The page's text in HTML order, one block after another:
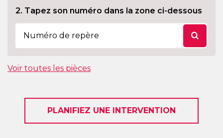
2. Tapez son numéro dans la zone ci-dessous
Voir toutes les pièces
PLANIFIEZ UNE INTERVENTION